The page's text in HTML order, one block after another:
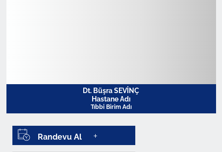
Dt. Büşra SEVİNÇ
Hastane Adı
Tıbbi Birim Adı
Randevu Al